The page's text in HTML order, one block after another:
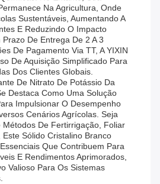
Na Agricultura, Onde
Sustentáveis, Aumentando A
E Reduzindo O Impacto
De Entrega De 2 A 3
De Pagamento Via TT, A YIXIN
De Aquisição Simplificado Para
Dos Clientes Globais.
De Nitrato De Potássio Da
Destaca Como Uma Solução
Impulsionar O Desempenho
Cenários Agrícolas. Seja
Métodos De Fertirrigação, Foliar
Sólido Cristalino Branco
Que Contribuem Para
E Rendimentos Aprimorados,
Valioso Para Os Sistemas